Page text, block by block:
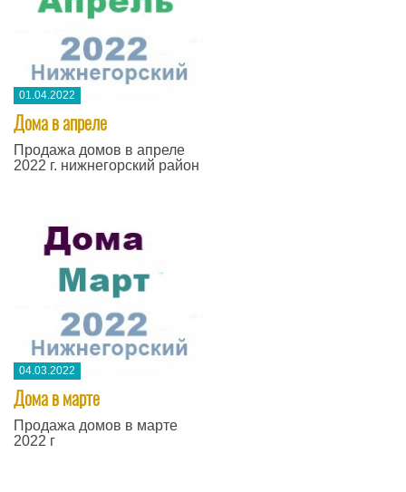
01.04.2022
Дома в апреле
Продажа домов в апреле
2022 г. нижнегорский район
04.03.2022
Дома в марте
Продажа домов в марте
2022 г